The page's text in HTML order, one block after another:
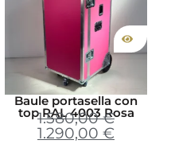
Baule portasella con
top RAL 4003 Rosa
1.580,00€
1.290,00 €